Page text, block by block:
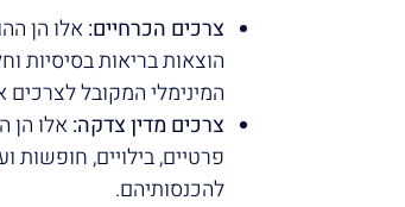
צרכים הכרחיים: אלו הן
הוצאות בריאות בסיסיות
המינימלי המקובל לצרכים אלו עומד על כ-1,600
צרכים מדין צדקה: אלו הן
פרטיים, בילויים, חופשות
להכנסותיהם.